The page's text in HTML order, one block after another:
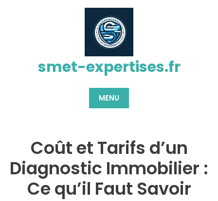
smet-expertises.fr
MENU
Coût et Tarifs d’un
Diagnostic Immobilier :
Ce qu’il Faut Savoir